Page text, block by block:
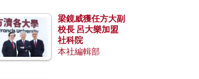
梁鏡威獲任方大副
校長 呂大樂加盟
社科院
本社編輯部